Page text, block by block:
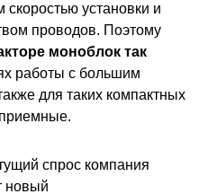
скоростью установки и
проводов. Поэтому
моноблок так
работы с большим
для таких компактных
спрос компания
новый